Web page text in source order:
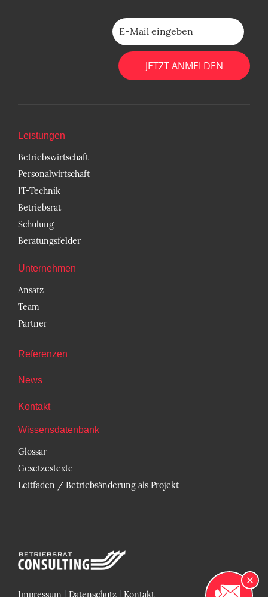
Bitte lasse dieses Feld leer.
Leistungen
Betriebswirtschaft
Personalwirtschaft
IT-Technik
Betriebsrat
Schulung
Beratungsfelder
Unternehmen
Ansatz
Team
Partner
Referenzen
News
Kontakt
Wissensdatenbank
Glossar
Gesetzestexte
Leitfaden / Betriebsänderung als Projekt